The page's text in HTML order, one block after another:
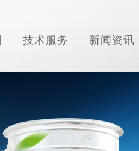
技术服务 新闻资讯